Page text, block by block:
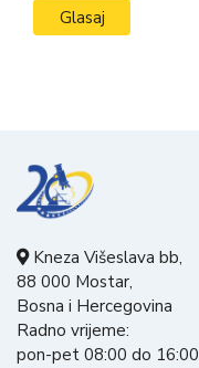
Kneza Višeslava bb,
88 000 Mostar,
Bosna i Hercegovina
Radno vrijeme:
pon-pet 08:00 do 16:00